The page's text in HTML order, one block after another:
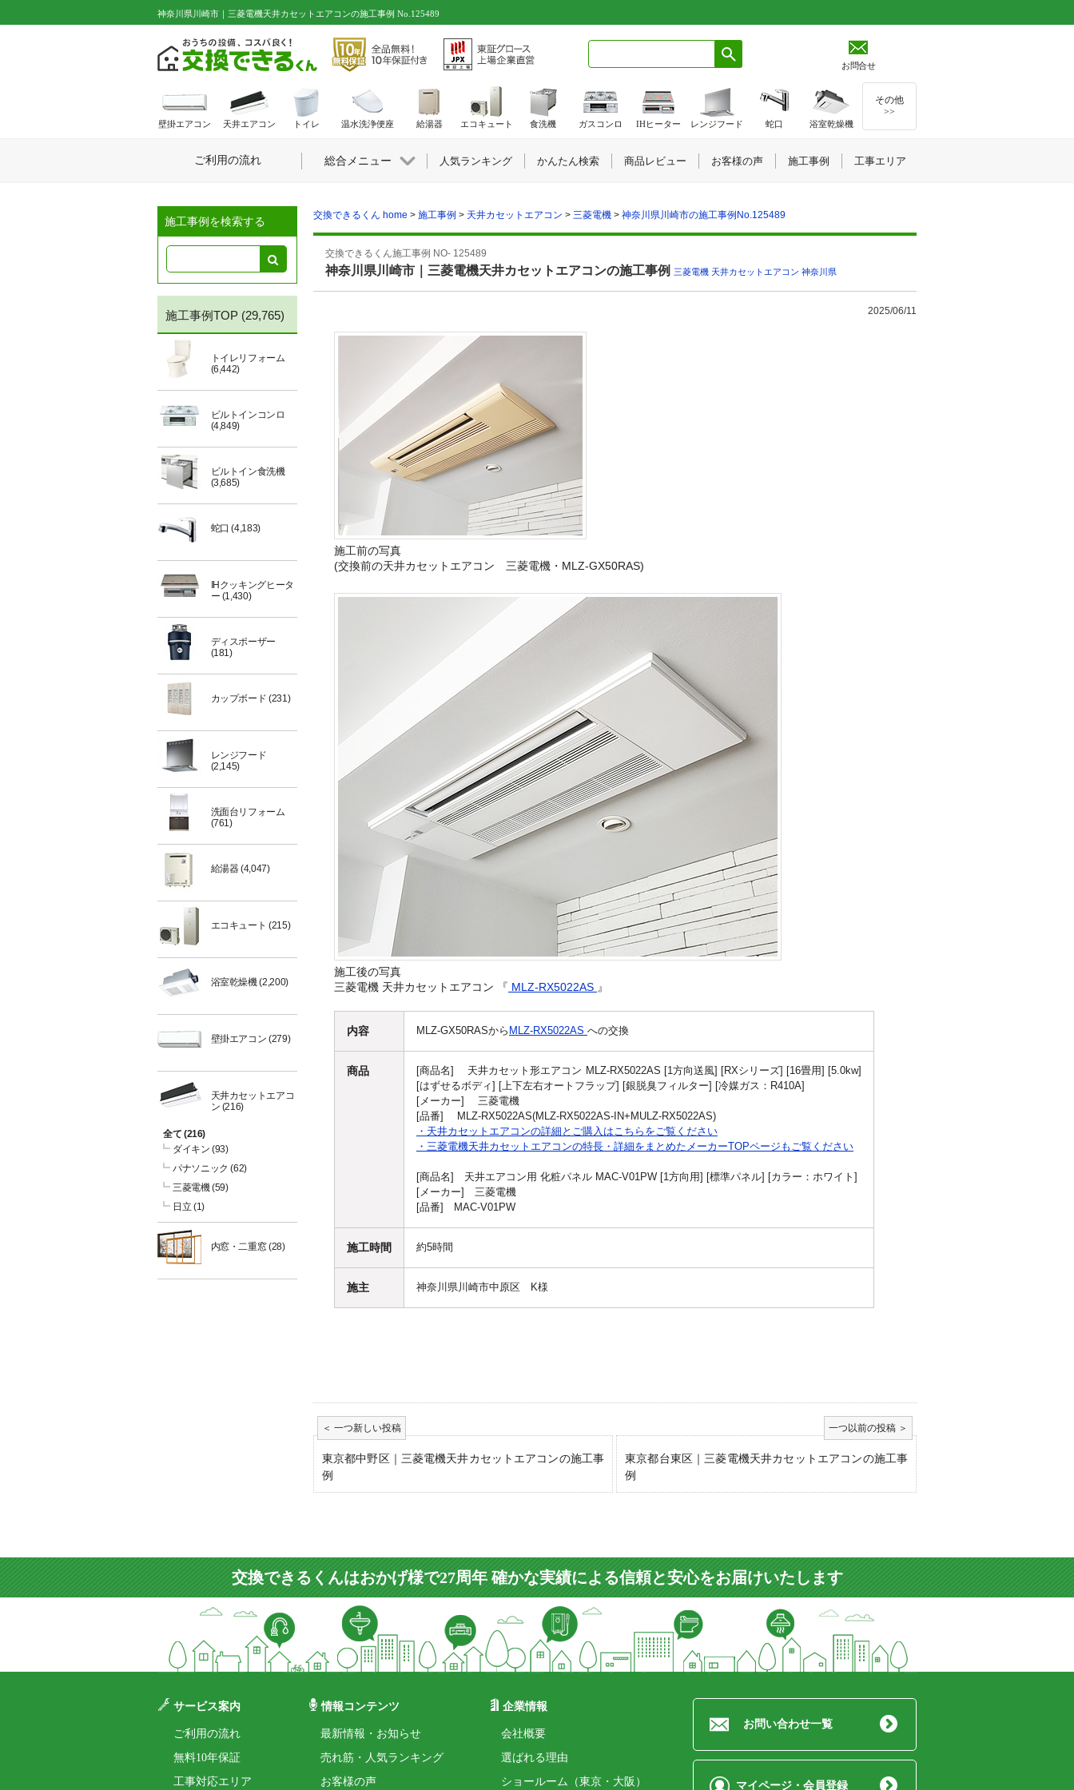
神奈川県川崎市｜三菱電機天井カセットエアコンの施工事例 No.125489
お問合せ
施工事例を検索する
施工事例TOP (29,765)
トイレリフォーム
(6,442)
ビルトインコンロ
(4,849)
ビルトイン食洗機
(3,685)
蛇口 (4,183)
IHクッキングヒータ
ー (1,430)
ディスポーザー
(181)
カップボード (231)
レンジフード
(2,145)
洗面台リフォーム
(761)
給湯器(4,047)
エコキュート (215)
浴室乾燥機(2,200)
壁掛エアコン (279)
天井カセットエアコ
ン (216)
全て (216)
ダイキン (93)
パナソニック (62)
三菱電機(59)
日立 (1)
内窓・二重窓(28)
交換できるくん home > 施工事例 > 天井カセットエアコン > 三菱電機 > 神奈川県川崎市の施工事例No.125489
交換できるくん施工事例 NO- 125489
神奈川県川崎市｜三菱電機天井カセットエアコンの施工事例 三菱電機 天井カセットエアコン 神奈川県
2025/06/11
施工前の写真
(交換前の天井カセットエアコン 三菱電機・MLZ-GX50RAS)
施工後の写真
三菱電機 天井カセットエアコン 『 MLZ-RX5022AS 』
内容 MLZ-GX50RASから MLZ-RX5022AS への交換
商品
[商品名] 天井カセット形エアコン MLZ-RX5022AS [1方向送風] [RXシリーズ] [16畳用] [5.0kw]
[はずせるボディ] [上下左右オートフラップ] [銀脱臭フィルター] [冷媒ガス：R410A]
[メーカー] 三菱電機
[品番] MLZ-RX5022AS(MLZ-RX5022AS-IN+MULZ-RX5022AS)
・天井カセットエアコンの詳細とご購入はこちらをご覧ください
・三菱電機天井カセットエアコンの特長・詳細をまとめたメーカーTOPページもご覧ください
[商品名] 天井エアコン用 化粧パネル MAC-V01PW [1方向用] [標準パネル] [カラー：ホワイト]
[メーカー] 三菱電機
[品番] MAC-V01PW
施工時間 約5時間
施主 神奈川県川崎市中原区 K様
東京都中野区｜三菱電機天井カセットエアコンの施工事
例
東京都台東区｜三菱電機天井カセットエアコンの施工事
例
壁掛エアコン 天井エアコン トイレ 温水洗浄便座 給湯器 エコキュート 食洗機 ガスコンロ IHヒーター レンジフード 蛇口 浴室乾燥機
その他
>>
ご利用の流れ 総合メニュー 人気ランキング かんたん検索 商品レビュー お客様の声 施工事例 工事エリア
交換できるくんはおかげ様で27周年 確かな実績による信頼と安心をお届けいたします
サービス案内
ご利用の流れ
無料10年保証
工事対応エリア
情報コンテンツ
最新情報・お知らせ
売れ筋・人気ランキング
お客様の声
企業情報
会社概要
選ばれる理由
ショールーム（東京・大阪）
お問い合わせ一覧
マイページ・会員登録